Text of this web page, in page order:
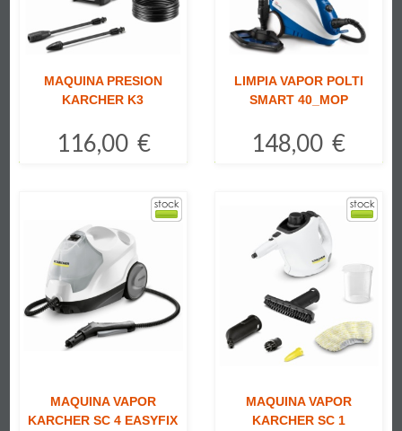
MAQUINA PRESION
KARCHER K3
116,00 €
LIMPIA VAPOR POLTI
SMART 40_MOP
148,00 €
MAQUINA VAPOR
KARCHER SC 4 EASYFIX
MAQUINA VAPOR
KARCHER SC 1